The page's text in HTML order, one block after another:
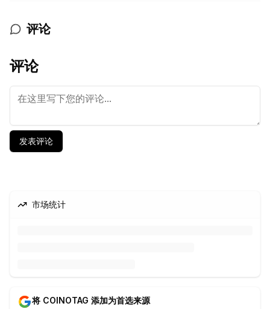
评论
评论
发表评论
市场统计
将 COINOTAG 添加为首选来源